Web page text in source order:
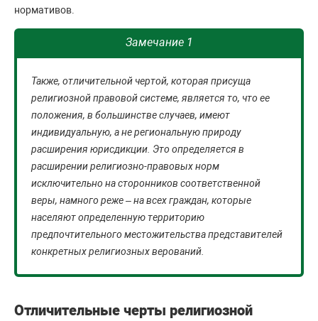
нормативов.
Замечание 1
Также, отличительной чертой, которая присуща
религиозной правовой системе, является то, что ее
положения, в большинстве случаев, имеют
индивидуальную, а не региональную природу
расширения юрисдикции. Это определяется в
расширении религиозно-правовых норм
исключительно на сторонников соответственной
веры, намного реже – на всех граждан, которые
населяют определенную территорию
предпочтительного местожительства представителей
конкретных религиозных верований.
Отличительные черты религиозной